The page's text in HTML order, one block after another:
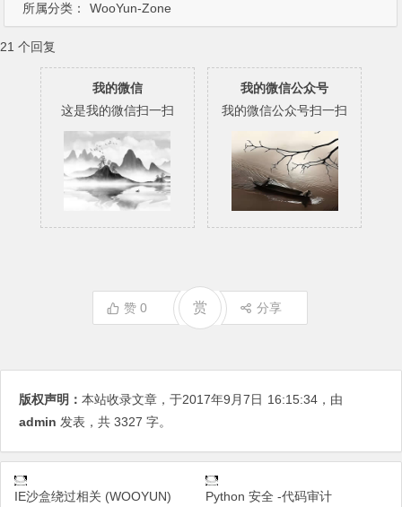
所属分类： WooYun-Zone
21 个回复
我的微信
这是我的微信扫一扫
我的微信公众号
我的微信公众号扫一扫
赞 0 赏 分享
版权声明： 本站收录文章，于2017年9月7日 16:15:34 ，由
admin 发表，共 3327 字。
IE沙盒绕过相关 (WOOYUN)
Python 安全 -代码审计